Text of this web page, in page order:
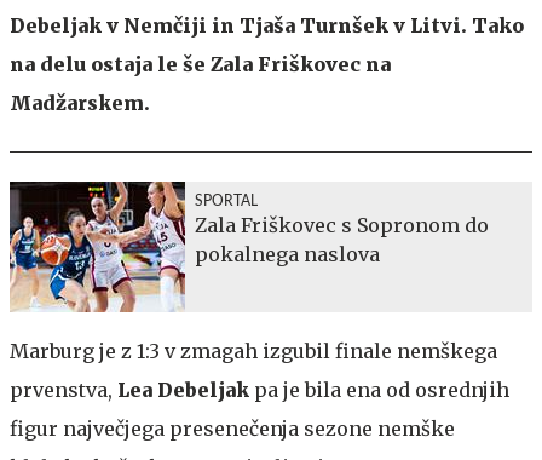
Debeljak v Nemčiji in Tjaša Turnšek v Litvi. Tako
na delu ostaja le še Zala Friškovec na
Madžarskem.
SPORTAL
Zala Friškovec s Sopronom do
pokalnega naslova
Marburg je z 1:3 v zmagah izgubil finale nemškega
prvenstva, Lea Debeljak pa je bila ena od osrednjih
figur največjega presenečenja sezone nemške